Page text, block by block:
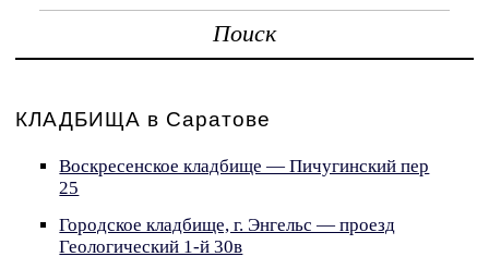
Поиск
КЛАДБИЩА в Саратове
Воскресенское кладбище — Пичугинский пер
25
Городское кладбище, г. Энгельс — проезд
Геологический 1-й 30в